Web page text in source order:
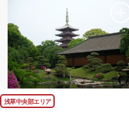
浅草中央部エリア